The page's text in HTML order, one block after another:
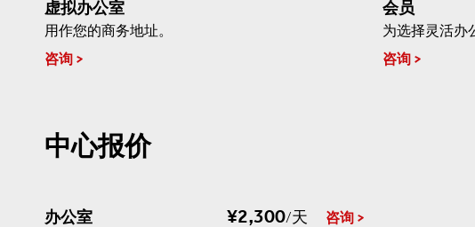
虚拟办公室
用作您的商务地址。
咨询
会员
为选择灵活办
咨询
中心报价
办公室 ¥2,300/天 咨询